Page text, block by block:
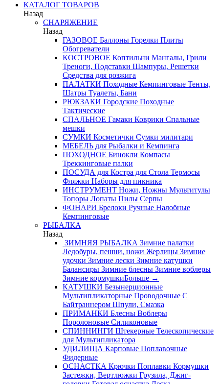
КАТАЛОГ ТОВАРОВ
Назад
СНАРЯЖЕНИЕ
Назад
ГАЗОВОЕ Баллоны Горелки Плиты
Обогреватели
КОСТРОВОЕ Коптильни Мангалы, Грили
Треноги, Подставки Шампуры, Решетки
Средства для розжига
ПАЛАТКИ Походные Кемпинговые Тенты,
Шатры Туалеты, Бани
РЮКЗАКИ Городские Походные
Тактические
СПАЛЬНОЕ Гамаки Коврики Спальные
мешки
СУМКИ Косметички Сумки милитари
МЕБЕЛЬ для Рыбалки и Кемпинга
ПОХОДНОЕ Бинокли Компасы
Треккинговые палки
ПОСУДА для Костра для Стола Термосы
Фляжки Наборы для пикника
ИНСТРУМЕНТ Ножи, Ножны Мультитулы
Топоры Лопаты Пилы Серпы
ФОНАРИ Брелоки Ручные Налобные
Кемпинговые
РЫБАЛКА
Назад
ЗИМНЯЯ РЫБАЛКА Зимние палатки
Ледобуры, пешни, ножи Жерлицы Зимние
удочки Зимние лески Зимние катушки
Балансиры Зимние блесны Зимние воблеры
Зимние кормушкиБольше →
КАТУШКИ Безынерционные
Мультипликаторные Проводочные С
Байтраннером Шпули, Смазка
ПРИМАНКИ Блесны Воблеры
Поролоновые Силиконовые
СПИННИНГИ Штекерные Телескопические
для Мультипликатора
УДИЛИЩА Карповые Поплавочные
Фидерные
ОСНАСТКА Крючки Поплавки Кормушки
Застежки, Вертлюжки Грузила, Джиг-